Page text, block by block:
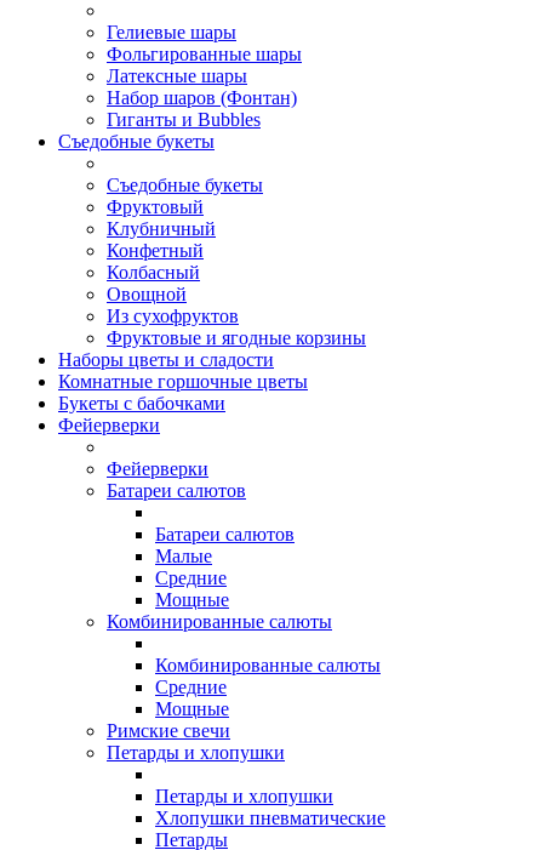
Гелиевые шары
Фольгированные шары
Латексные шары
Набор шаров (Фонтан)
Гиганты и Bubbles
Съедобные букеты
Съедобные букеты
Фруктовый
Клубничный
Конфетный
Колбасный
Овощной
Из сухофруктов
Фруктовые и ягодные корзины
Наборы цветы и сладости
Комнатные горшочные цветы
Букеты с бабочками
Фейерверки
Фейерверки
Батареи салютов
Батареи салютов
Малые
Средние
Мощные
Комбинированные салюты
Комбинированные салюты
Средние
Мощные
Римские свечи
Петарды и хлопушки
Петарды и хлопушки
Хлопушки пневматические
Петарды